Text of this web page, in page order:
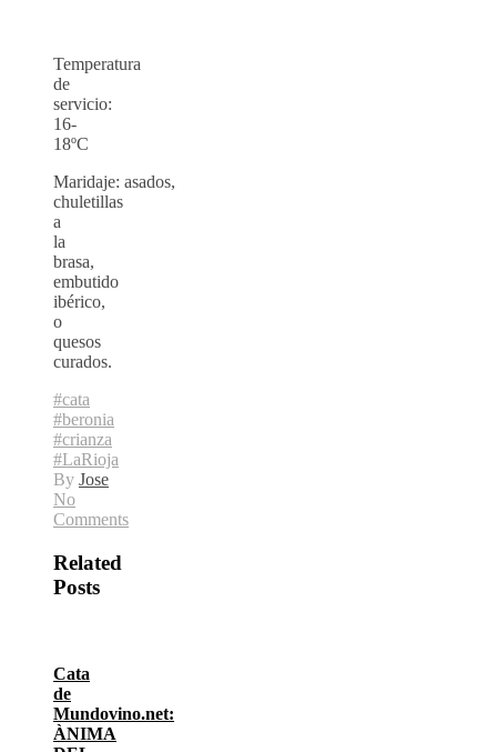
Temperatura
de
servicio:
16-
18ºC
Maridaje: asados,
chuletillas
a
la
brasa,
embutido
ibérico,
o
quesos
curados.
#cata
#beronia
#crianza
#LaRioja
By Jose
No
Comments
Related
Posts
Cata
de
Mundovino.net:
ÀNIMA